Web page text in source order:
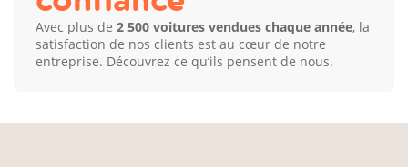
Avec plus de2 500 voitures vendues chaque année, la
satisfaction de nos clients est au cœur de notre
entreprise. Découvrez ce qu’ils pensent de nous.